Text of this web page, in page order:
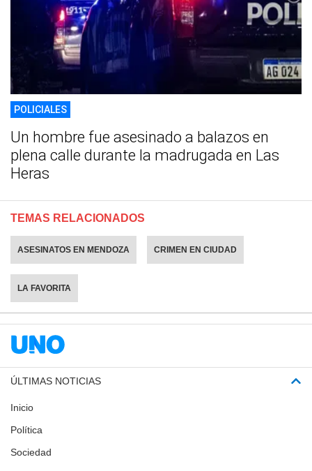
POLICIALES
Un hombre fue asesinado a balazos en
plena calle durante la madrugada en Las
Heras
TEMAS RELACIONADOS
ASESINATOS EN MENDOZA CRIMEN EN CIUDAD
LA FAVORITA
ÚLTIMAS NOTICIAS
Inicio
Política
Sociedad